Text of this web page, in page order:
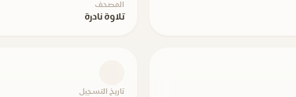
المصحف
تلاوة نادرة
تاريخ التسجيل